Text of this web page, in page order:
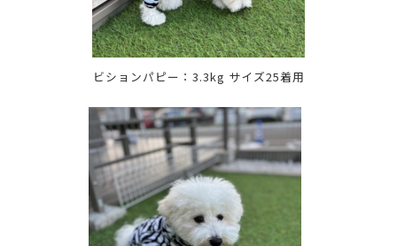
ビションパピー：3.3kg サイズ25着用